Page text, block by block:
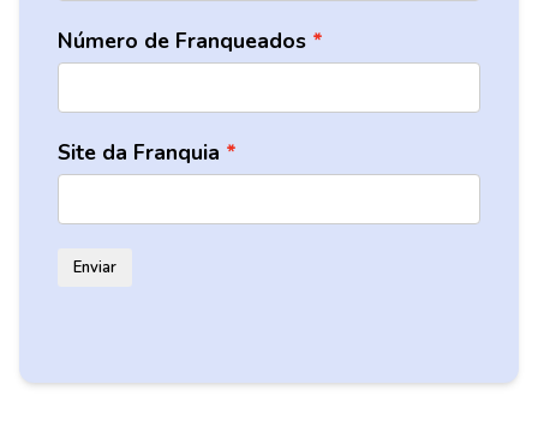
Número de Franqueados
Site da Franquia
Enviar